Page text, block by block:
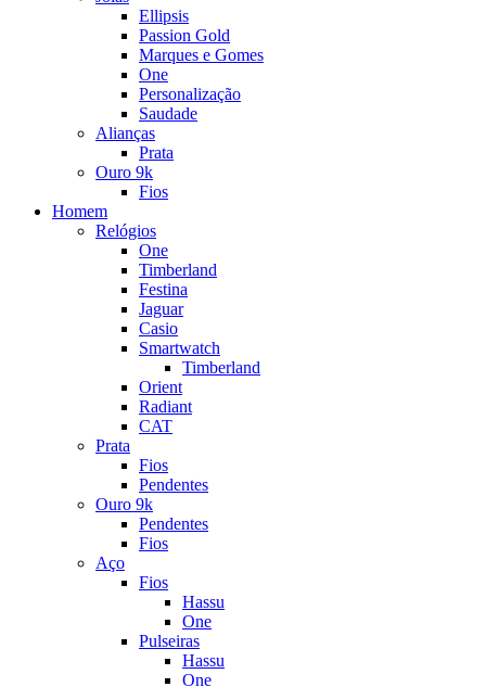
Ellipsis
Passion Gold
Marques e Gomes
One
Personalização
Saudade
Alianças
Prata
Ouro 9k
Fios
Homem
Relógios
One
Timberland
Festina
Jaguar
Casio
Smartwatch
Timberland
Orient
Radiant
CAT
Prata
Fios
Pendentes
Ouro 9k
Pendentes
Fios
Aço
Fios
Hassu
One
Pulseiras
Hassu
One